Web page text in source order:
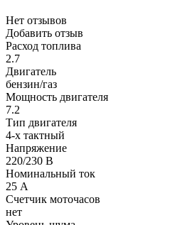
Нет отзывов
Добавить отзыв
Расход топлива
2.7
Двигатель
бензин/газ
Мощность двигателя
7.2
Тип двигателя
4-х тактный
Напряжение
220/230 В
Номинальный ток
25 А
Счетчик моточасов
нет